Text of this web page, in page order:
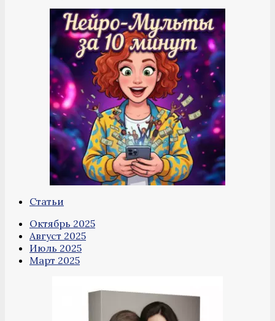
Статьи
Октябрь 2025
Август 2025
Июль 2025
Март 2025